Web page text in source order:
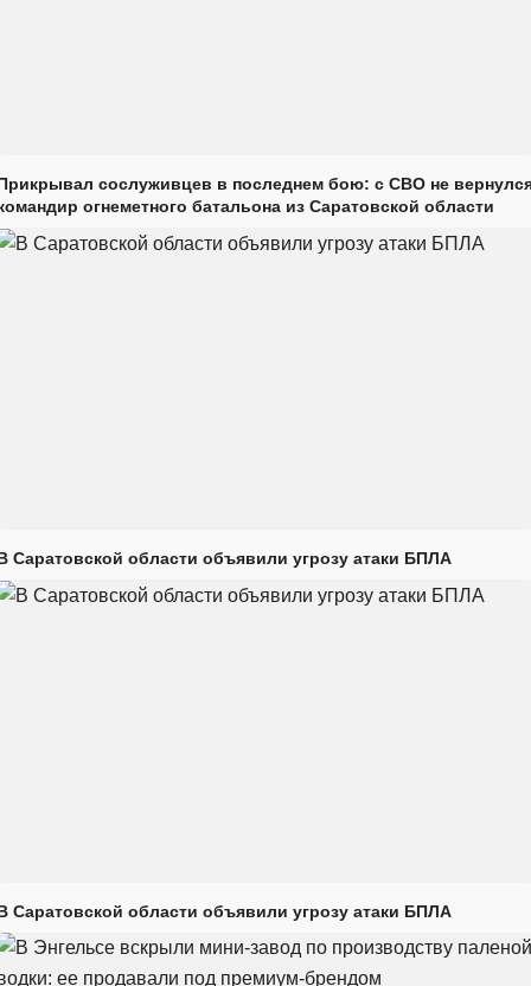
сослуживцев в последнем бою: с СВО не
огнеметного батальона из Саратовской области
Саратовской области объявили угрозу атаки БПЛА
Саратовской области объявили угрозу атаки БПЛА